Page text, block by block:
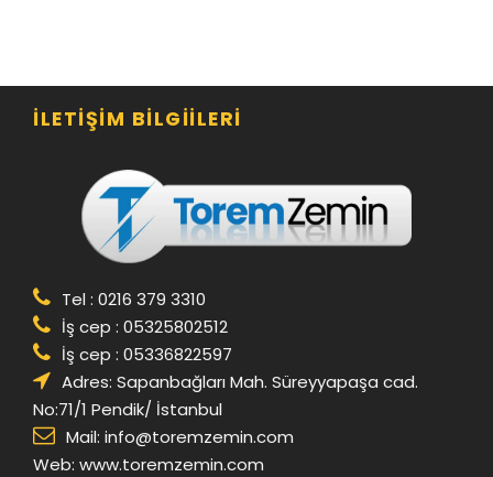
İLETIŞIM BILGIILERI
Tel : 0216 379 3310
İş cep : 05325802512
İş cep : 05336822597
Adres: Sapanbağları Mah. Süreyyapaşa cad.
No:71/1 Pendik/ İstanbul
Mail: info@toremzemin.com
Web: www.toremzemin.com